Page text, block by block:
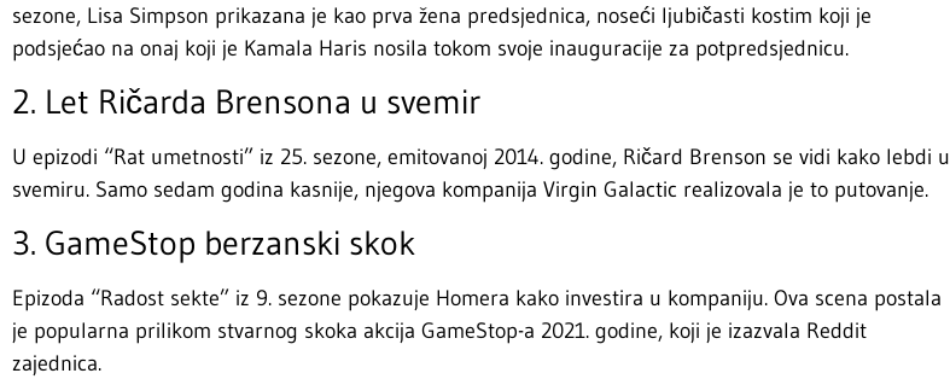
sezone, Lisa Simpson prikazana je kao prva žena predsjednica, noseći ljubičasti kostim koji je
podsjećao na onaj koji je Kamala Haris nosila tokom svoje inauguracije za potpredsjednicu.
2. Let Ričarda Brensona u svemir
U epizodi “Rat umetnosti” iz 25. sezone, emitovanoj 2014. godine, Ričard Brenson se vidi kako lebdi u
svemiru. Samo sedam godina kasnije, njegova kompanija Virgin Galactic realizovala je to putovanje.
3. GameStop berzanski skok
Epizoda “Radost sekte” iz 9. sezone pokazuje Homera kako investira u kompaniju. Ova scena postala
je popularna prilikom stvarnog skoka akcija GameStop-a 2021. godine, koji je izazvala Reddit
zajednica.